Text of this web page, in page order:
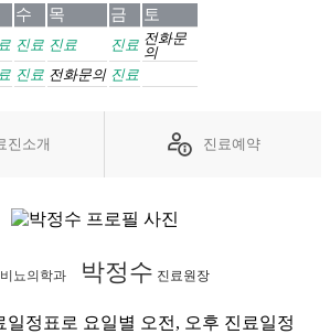
진소개 진료예약
수 목 금 토
진료 진료 진료 전화문
의
진료 전화문의 진료
비뇨의학과 박정수 진료원장
일정표로 요일별 오전, 오후 진료일정